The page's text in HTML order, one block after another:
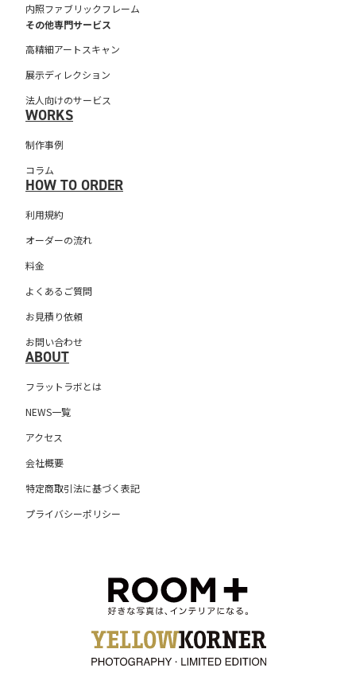
内照ファブリックフレーム
その他専門サービス
高精細アートスキャン
展示ディレクション
法人向けのサービス
WORKS
制作事例
コラム
HOW TO ORDER
利用規約
オーダーの流れ
料金
よくあるご質問
お見積り依頼
お問い合わせ
ABOUT
フラットラボとは
NEWS一覧
アクセス
会社概要
特定商取引法に基づく表記
プライバシーポリシー